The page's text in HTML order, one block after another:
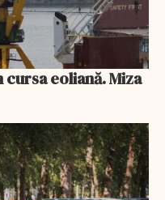
eoliană. Miza